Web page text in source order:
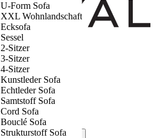
U-Form Sofa
XXL Wohnlandschaft
Ecksofa
Sessel
2-Sitzer
3-Sitzer
4-Sitzer
Kunstleder Sofa
Echtleder Sofa
Samtstoff Sofa
Cord Sofa
Bouclé Sofa
Strukturstoff Sofa